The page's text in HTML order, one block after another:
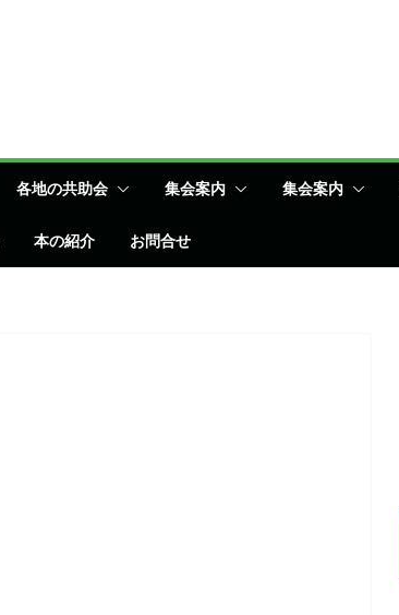
各地の共助会 集会案内 集会案内
本の紹介 お問合せ